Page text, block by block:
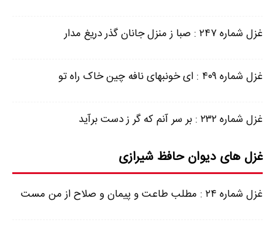
غزل شماره ۲۴۷ : صبا ز منزل جانان گذر دریغ مدار
غزل شماره ۴۰۹ : ای خونبهای نافه چین خاک راه تو
غزل شماره ۲۳۲ : بر سر آنم که گر ز دست برآید
غزل های دیوان حافظ شیرازی
غزل شماره ۲۴ : مطلب طاعت و پیمان و صلاح از من مست